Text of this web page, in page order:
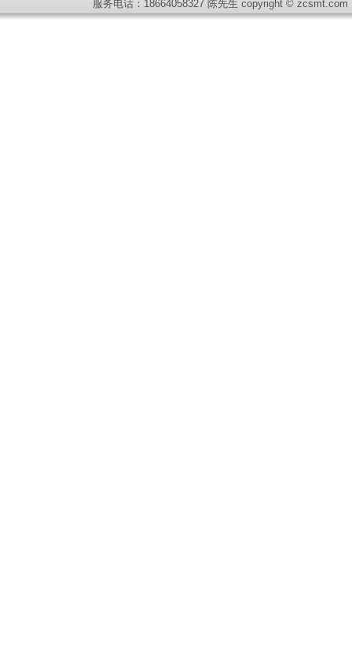
服务电话：18664058327 陈先生 copyright ©